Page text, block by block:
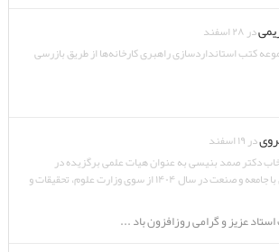
در ۲۸ اسفند
کتب استانداردسازی راهبری کارخانه‌ها از طریق بازرسی
در ۱۹ اسفند
دکتر صمد بنیسی به عنوان هیات علمی برگزیده در
همکاری با جامعه و صنعت در سال ۱۴۰۴ از سوی وزارت علوم، تحقیقات و
عزیز و گرامی روزافزون باد ...